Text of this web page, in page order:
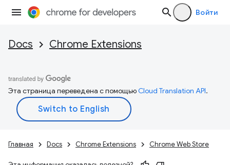
Войти
Docs Chrome Extensions
Эта страница переведена с помощьюCloud Translation API.
Главная Docs Chrome Extensions Chrome Web Store